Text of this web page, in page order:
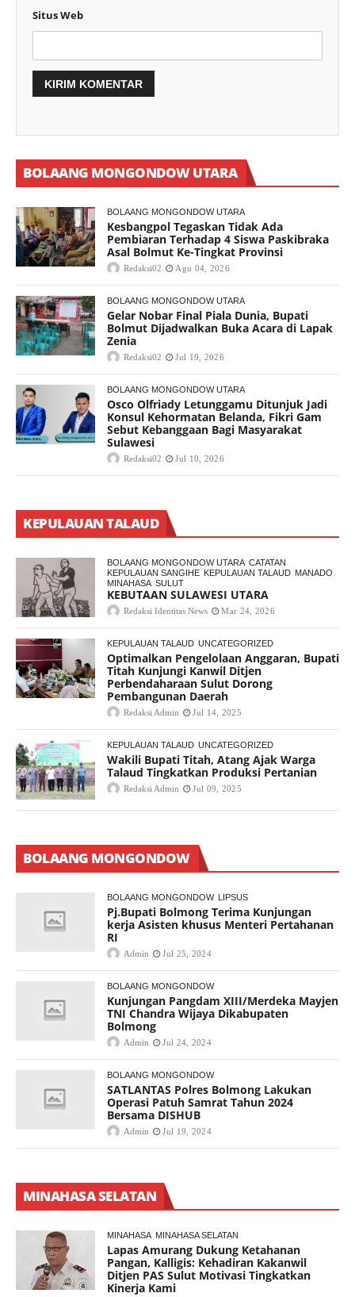
Situs Web
BOLAANG MONGONDOW UTARA
BOLAANG MONGONDOW UTARA
Kesbangpol Tegaskan Tidak Ada
Pembiaran Terhadap 4 Siswa Paskibraka
Asal Bolmut Ke-Tingkat Provinsi
Redaksi02 Agu 04, 2026
BOLAANG MONGONDOW UTARA
Gelar Nobar Final Piala Dunia, Bupati
Bolmut Dijadwalkan Buka Acara di Lapak
Zenia
Redaksi02 Jul 19, 2026
BOLAANG MONGONDOW UTARA
Osco Olfriady Letunggamu Ditunjuk Jadi
Konsul Kehormatan Belanda, Fikri Gam
Sebut Kebanggaan Bagi Masyarakat
Sulawesi
Redaksi02 Jul 10, 2026
KEPULAUAN TALAUD
BOLAANG MONGONDOW UTARA CATATAN
KEPULAUAN SANGIHE KEPULAUAN TALAUD MANADO
MINAHASA SULUT
KEBUTAAN SULAWESI UTARA
Redaksi Identitas News Mar 24, 2026
KEPULAUAN TALAUD UNCATEGORIZED
Optimalkan Pengelolaan Anggaran, Bupati
Titah Kunjungi Kanwil Ditjen
Perbendaharaan Sulut Dorong
Pembangunan Daerah
Redaksi Admin Jul 14, 2025
KEPULAUAN TALAUD UNCATEGORIZED
Wakili Bupati Titah, Atang Ajak Warga
Talaud Tingkatkan Produksi Pertanian
Redaksi Admin Jul 09, 2025
BOLAANG MONGONDOW
BOLAANG MONGONDOW LIPSUS
Pj.Bupati Bolmong Terima Kunjungan
kerja Asisten khusus Menteri Pertahanan
RI
Admin Jul 25, 2024
BOLAANG MONGONDOW
Kunjungan Pangdam XIII/Merdeka Mayjen
TNI Chandra Wijaya Dikabupaten
Bolmong
Admin Jul 24, 2024
BOLAANG MONGONDOW
SATLANTAS Polres Bolmong Lakukan
Operasi Patuh Samrat Tahun 2024
Bersama DISHUB
Admin Jul 19, 2024
MINAHASA SELATAN
MINAHASA MINAHASA SELATAN
Lapas Amurang Dukung Ketahanan
Pangan, Kalligis: Kehadiran Kakanwil
Ditjen PAS Sulut Motivasi Tingkatkan
Kinerja Kami